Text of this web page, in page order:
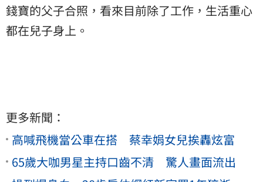
錢寶的父子合照，看來目前除了工作，生活重心
都在兒子身上。
更多新聞：
高喊飛機當公車在搭 蔡幸娟女兒挨轟炫富
65歲大咖男星主持口齒不清 驚人畫面流出